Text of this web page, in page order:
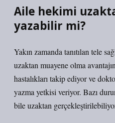
Aile hekimi
yazabilir mi?
Yakın zamanda tanıtılan tele
uzaktan muayene olma
hastalıkları takip ediyor ve
yazma yetkisi veriyor. Bazı
bile uzaktan